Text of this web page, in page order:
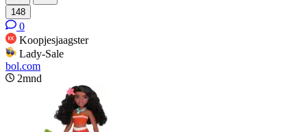
148
0
Koopjesjaagster
Lady-Sale
bol.com
2mnd